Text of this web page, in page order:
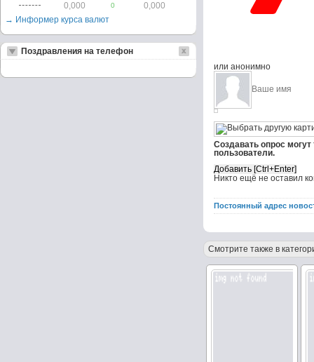
или анонимно
Создавать опрос
пользователи.
Никто ещё не оставил
Постоянный адрес
Смотрите также в
0,000
0
0,000
→ Информер курса валют
Поздравления на телефон